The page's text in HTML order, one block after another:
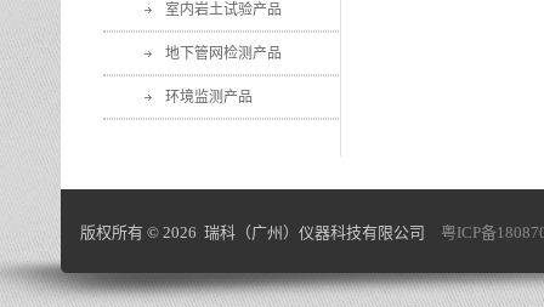
室内岩土试验产品
地下管网检测产品
环境监测产品
版权所有 © 2026 瑞科（广州）仪器科技有限公司 粤ICP备